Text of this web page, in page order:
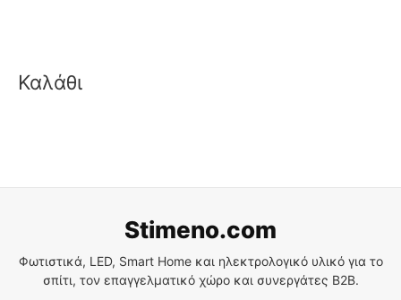
Καλάθι
Stimeno.com
Φωτιστικά, LED, Smart Home και ηλεκτρολογικό υλικό για το
σπίτι, τον επαγγελματικό χώρο και συνεργάτες B2B.